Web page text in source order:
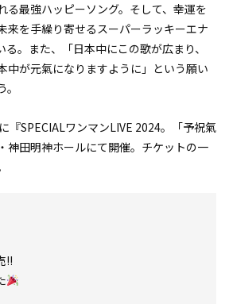
る最強ハッピーソング。そして、幸運を
来を手繰り寄せるスーパーラッキーエナ
。また、「日本中にこの歌が広まり、
中が元氣になりますように」という願い
『SPECIALワンマンLIVE 2024。「予祝氣
神田明神ホールにて開催。チケットの一
!!